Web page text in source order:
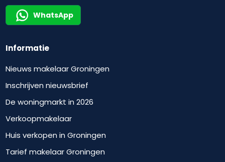
WhatsApp
Informatie
Nieuws makelaar Groningen
Inschrijven nieuwsbrief
De woningmarkt in 2026
Verkoopmakelaar
Huis verkopen in Groningen
Tarief makelaar Groningen